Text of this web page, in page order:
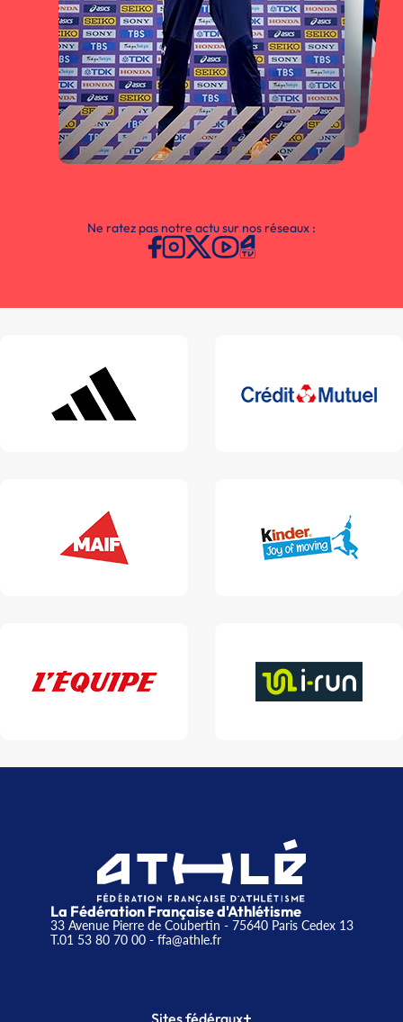
Ne ratez pas notre actu sur nos réseaux :
La Fédération Française d'Athlétisme
33 Avenue Pierre de Coubertin - 75640 Paris Cedex 13
T.01 53 80 70 00- ffa@athle.fr
Sites fédéraux